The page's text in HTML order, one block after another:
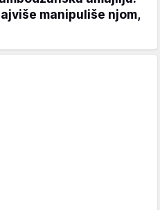
manipuliše njom,